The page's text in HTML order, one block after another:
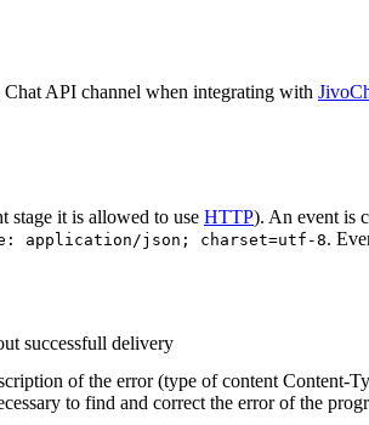
Chat API channel when integrating with
stage it is allowed to use HTTP). An event is
application/json; charset=utf-8.
successfull delivery
of the error (type of content Content-
to find and correct the error of the